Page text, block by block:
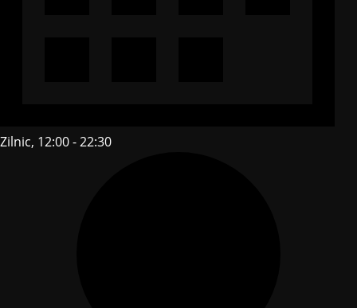
Zilnic, 12:00 - 22:30